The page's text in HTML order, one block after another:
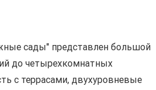
сады" представлен большой
до четырехкомнатных
с террасами, двухуровневые